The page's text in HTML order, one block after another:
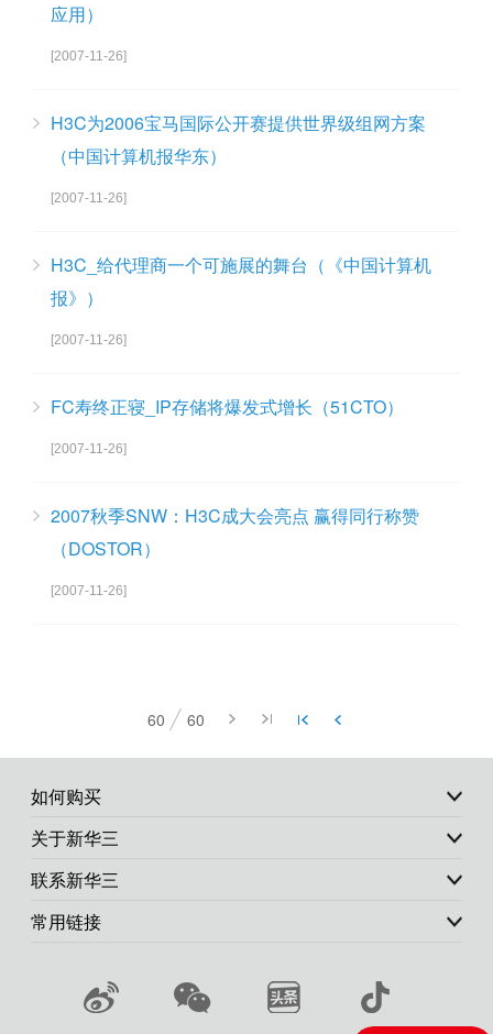
应用）
[2007-11-26]
H3C为2006宝马国际公开赛提供世界级组网方案
（中国计算机报华东）
[2007-11-26]
H3C_给代理商一个可施展的舞台（《中国计算机
报》）
[2007-11-26]
FC寿终正寝_IP存储将爆发式增长（51CTO）
[2007-11-26]
2007秋季SNW：H3C成大会亮点 赢得同行称赞
（DOSTOR）
[2007-11-26]
60 60
如何购买
关于新华三
联系新华三
常用链接